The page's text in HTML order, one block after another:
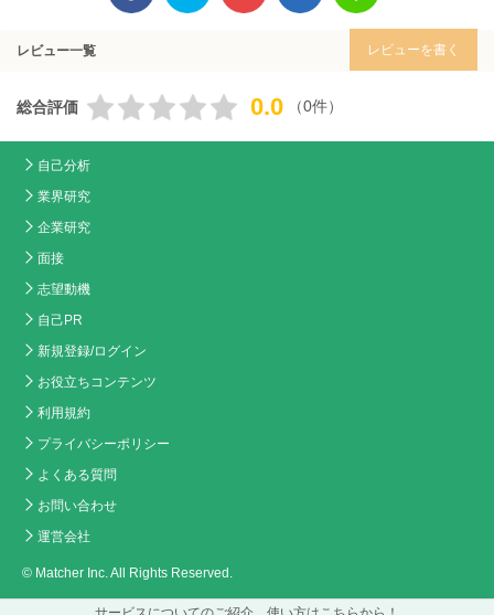
レビュー一覧 レビューを書く
総合評価 0.0 （0件）
自己分析
業界研究
企業研究
面接
志望動機
自己PR
新規登録/ログイン
お役立ちコンテンツ
利用規約
プライバシーポリシー
よくある質問
お問い合わせ
運営会社
© Matcher Inc. All Rights Reserved.